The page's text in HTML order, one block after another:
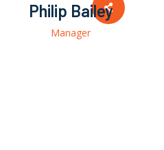
Philip Bailey
Manager